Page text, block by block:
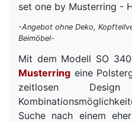
set one by Musterring -
-Angebot ohne Deko,
Beimöbel-
Mit dem Modell SO
Musterring eine
zeitlosen
Suche nach einem